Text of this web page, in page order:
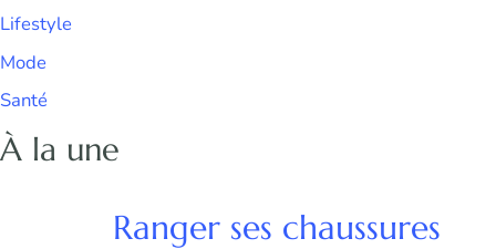
Lifestyle
Mode
Santé
À la une
Ranger ses chaussures